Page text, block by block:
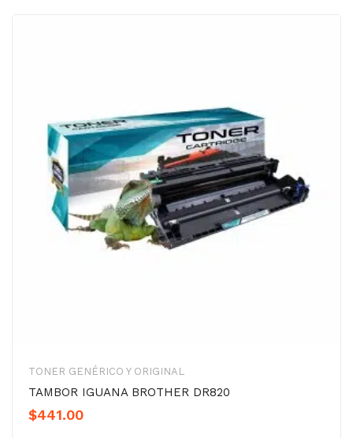
TONER GENÉRICO Y ORIGINAL
TAMBOR IGUANA BROTHER DR820
$441.00